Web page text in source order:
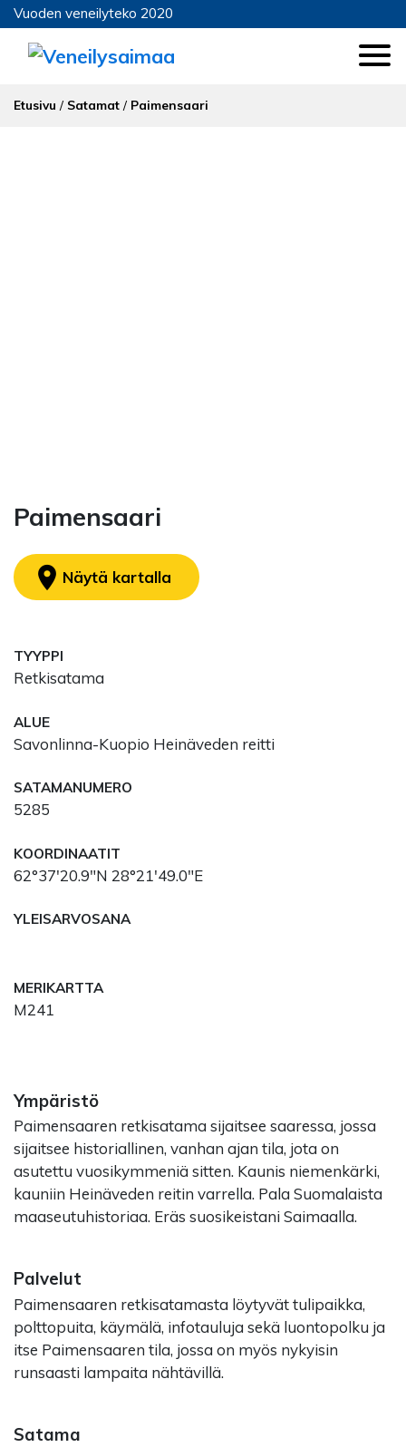
Vuoden veneilyteko 2020
Etusivu / Satamat / Paimensaari
Paimensaari
location_on Näytä kartalla
TYYPPI
Retkisatama
ALUE
Savonlinna-Kuopio Heinäveden reitti
SATAMANUMERO
5285
KOORDINAATIT
62°37'20.9"N 28°21'49.0"E
YLEISARVOSANA
MERIKARTTA
M241
Ympäristö
Paimensaaren retkisatama sijaitsee saaressa, jossa
sijaitsee historiallinen, vanhan ajan tila, jota on
asutettu vuosikymmeniä sitten. Kaunis niemenkärki,
kauniin Heinäveden reitin varrella. Pala Suomalaista
maaseutuhistoriaa. Eräs suosikeistani Saimaalla.
Palvelut
Paimensaaren retkisatamasta löytyvät tulipaikka,
polttopuita, käymälä, infotauluja sekä luontopolku ja
itse Paimensaaren tila, jossa on myös nykyisin
runsaasti lampaita nähtävillä.
Satama